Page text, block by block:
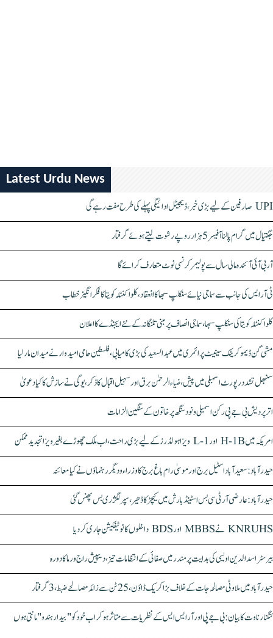
Latest Urdu News
UPI صارفین کے لیے بڑی خبر، ڈیجیٹل ادائیگی پہلے کی طرح مفت رہے گی
جگتیال میں گرام پالنا آفیسر 5 ہزار روپے رشوت لیتے ہوئے گرفتار
آر بی آئی آئندہ مالی سال سے پولیمر کرنسی نوٹ متعارف کرائے گا
ٹی آر ایس کی جانب سے سماجی نیائے سنکلپ سبھا کا انعقاد، کلواکنٹلہ کویتا کا فکر انگیز خطاب
کلواکنٹلہ کویتا کی سنکلپ سبھا، سماجی انصاف پر مبنی تلنگانہ کے نئے ایجنڈے کا اعلان
مشی گن ڈیموکریٹک سینیٹ پرائمری میں عبدالسعید کی بڑی کامیابی، فلسطین حامی امیدوار نے میدان مار لیا
سنبھل تشدد رپورٹ اسمبلی میں پیش، ضیاء الرحمٰن برق اور سہیل اقبال کا ذکر، یوگی نے سازش کا کیا دعویٰ
اتر پردیش بی جے پی رکن اسمبلی ونود سنگھ پر خاتون کے سنگین الزامات
امریکہ میں H-1B اور L-1 ویزا ہولڈرز کے لیے بڑی راحت، اب ملک چھوڑے بغیر ویزا تجدید ممکن
حیدرآباد: سعیدآباد اسٹیل برج اور موسیٰ رام باغ برج کا وزراء و دیگر رہنماؤں نے کیا معائنہ
حیدرآباد: عارضی آر ٹی سی بس اسٹینڈ بارش میں کیچڑ کا ڈھیر، سپر لگژری بس پھنس گئی
KNRUHS نے MBBS اور BDS داخلوں کا نوٹیفکیشن جاری کر دیا
بیرسٹر اسدالدین اویسی کی ہدایت پر مندر میں صفائی کے انتظامات تیز، دیپیش راج ورما کا دورہ
حیدرآباد میں ملاوٹی مصالحہ جات کے خلاف بڑا کریک ڈاؤن، 25 ٹن سے زائد مصالحے ضبط، 3 گرفتار
کنگنا رناوت کا بیان: بی جے پی اور آر ایس ایس کے نظریات سے متاثر ہو کر اب خود کو "بیدار ہندو" مانتی ہوں